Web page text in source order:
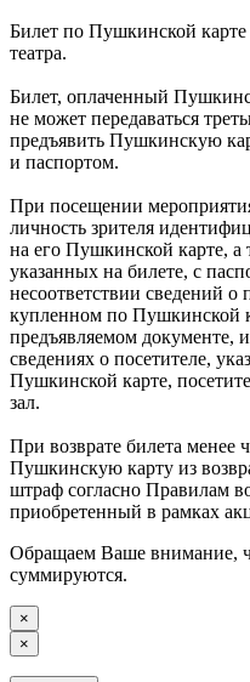
Билет по Пушкинской
театра.
Билет, оплаченный
не может передаваться
предъявить Пушкинскую
и паспортом.
При посещении
личность зрителя
на его Пушкинской карте,
указанных на билете, с
несоответствии сведений о
купленном по Пушкинской
предъявляемом документе,
сведениях о посетителе,
Пушкинской карте,
зал.
При возврате билета менее
Пушкинскую карту из
штраф согласно Правилам
приобретенный в рамках
Обращаем Ваше внимание,
суммируются.
×
×